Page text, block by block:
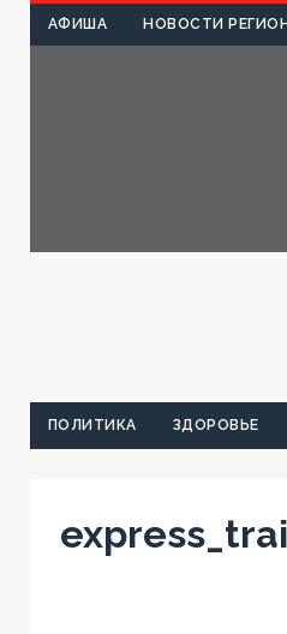
АФИША НОВОСТИ
ПОЛИТИКА ЗДОРОВЬЕ